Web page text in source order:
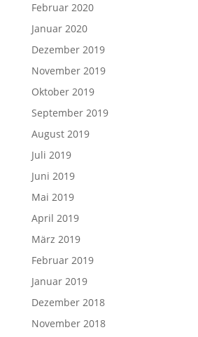
Februar 2020
Januar 2020
Dezember 2019
November 2019
Oktober 2019
September 2019
August 2019
Juli 2019
Juni 2019
Mai 2019
April 2019
März 2019
Februar 2019
Januar 2019
Dezember 2018
November 2018